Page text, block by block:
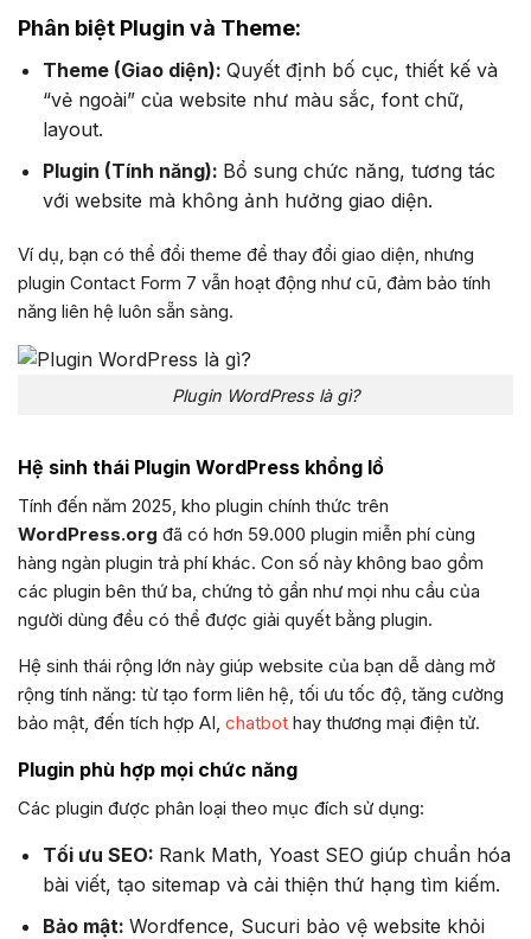
Phân biệt Plugin và Theme:
Theme (Giao diện): Quyết định bố cục, thiết kế và
“vẻ ngoài” của website như màu sắc, font chữ,
layout.
Plugin (Tính năng): Bổ sung chức năng, tương tác
với website mà không ảnh hưởng giao diện.
Ví dụ, bạn có thể đổi theme để thay đổi giao diện, nhưng
plugin Contact Form 7 vẫn hoạt động như cũ, đảm bảo tính
năng liên hệ luôn sẵn sàng.
Plugin WordPress là gì?
Hệ sinh thái Plugin WordPress khổng lồ
Tính đến năm 2025, kho plugin chính thức trên
WordPress.org đã có hơn 59.000 plugin miễn phí cùng
hàng ngàn plugin trả phí khác. Con số này không bao gồm
các plugin bên thứ ba, chứng tỏ gần như mọi nhu cầu của
người dùng đều có thể được giải quyết bằng plugin.
Hệ sinh thái rộng lớn này giúp website của bạn dễ dàng mở
rộng tính năng: từ tạo form liên hệ, tối ưu tốc độ, tăng cường
bảo mật, đến tích hợp AI, chatbot hay thương mại điện tử.
Plugin phù hợp mọi chức năng
Các plugin được phân loại theo mục đích sử dụng:
Tối ưu SEO: Rank Math, Yoast SEO giúp chuẩn hóa
bài viết, tạo sitemap và cải thiện thứ hạng tìm kiếm.
Bảo mật: Wordfence, Sucuri bảo vệ website khỏi